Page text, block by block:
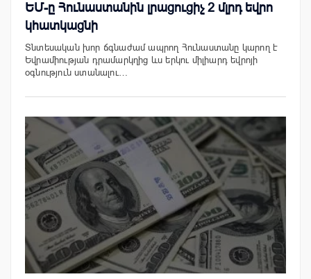
ԵՄ-ը Հունաստանին լրացուցիչ 2 մլրդ եվրո
կհատկացնի
Տնտեսական խոր ճգնաժամ ապրող Հունաստանը կարող է
Եվրամիության դրամարկղից ևս երկու միլիարդ եվրոյի
օգնություն ստանալու…